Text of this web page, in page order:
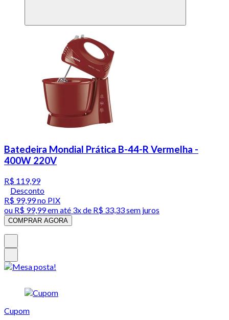
Batedeira Mondial Prática B-44-R Vermelha -
400W 220V
R$ 119,99
Desconto
R$ 99,99no PIX
ou R$ 99,99em até 3x de R$ 33,33 sem juros
COMPRAR AGORA
Cupom